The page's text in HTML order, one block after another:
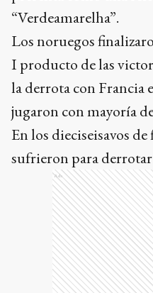
presenta como una
“Verdeamarelha”.
Los noruegos
I producto de las
la derrota con Francia
jugaron con mayoría
En los dieciseisavos
sufrieron para
Ads